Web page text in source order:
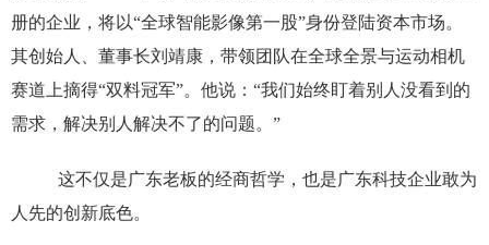
册的企业，将以“全球智能影像第一股”身份登陆资本市场。
其创始人、董事长刘靖康，带领团队在全球全景与运动相机
赛道上摘得“双料冠军”。他说：“我们始终盯着别人没看到的
需求，解决别人解决不了的问题。”
这不仅是广东老板的经商哲学，也是广东科技企业敢为
人先的创新底色。